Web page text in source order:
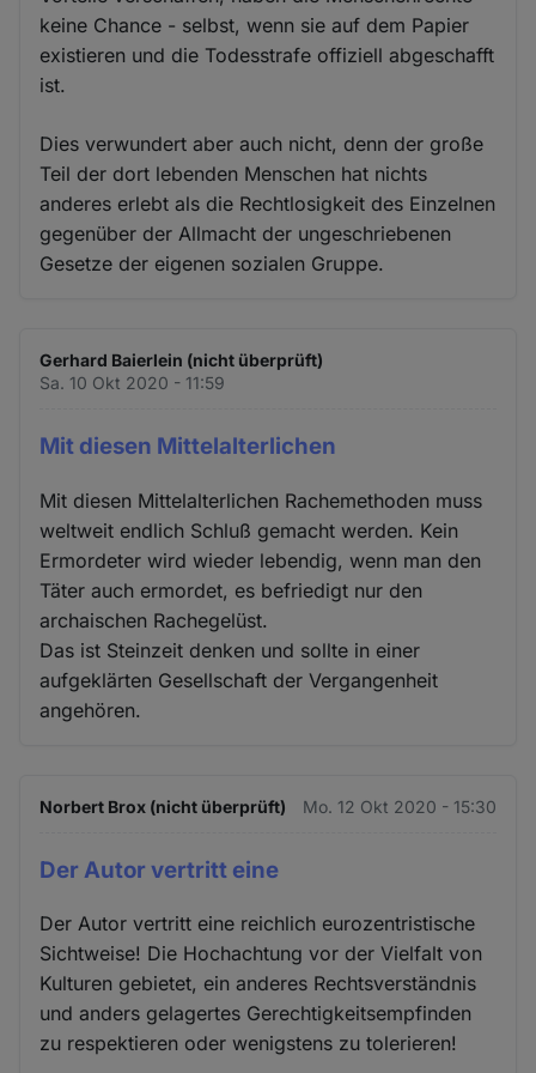
keine Chance - selbst, wenn sie auf dem Papier
existieren und die Todesstrafe offiziell abgeschafft
ist.
Dies verwundert aber auch nicht, denn der große
Teil der dort lebenden Menschen hat nichts
anderes erlebt als die Rechtlosigkeit des Einzelnen
gegenüber der Allmacht der ungeschriebenen
Gesetze der eigenen sozialen Gruppe.
Gerhard Baierlein (nicht überprüft)
Sa. 10 Okt 2020 - 11:59
Mit diesen Mittelalterlichen
Mit diesen Mittelalterlichen Rachemethoden muss
weltweit endlich Schluß gemacht werden. Kein
Ermordeter wird wieder lebendig, wenn man den
Täter auch ermordet, es befriedigt nur den
archaischen Rachegelüst.
Das ist Steinzeit denken und sollte in einer
aufgeklärten Gesellschaft der Vergangenheit
angehören.
Norbert Brox (nicht überprüft) Mo. 12 Okt 2020 - 15:30
Der Autor vertritt eine
Der Autor vertritt eine reichlich eurozentristische
Sichtweise! Die Hochachtung vor der Vielfalt von
Kulturen gebietet, ein anderes Rechtsverständnis
und anders gelagertes Gerechtigkeitsempfinden
zu respektieren oder wenigstens zu tolerieren!